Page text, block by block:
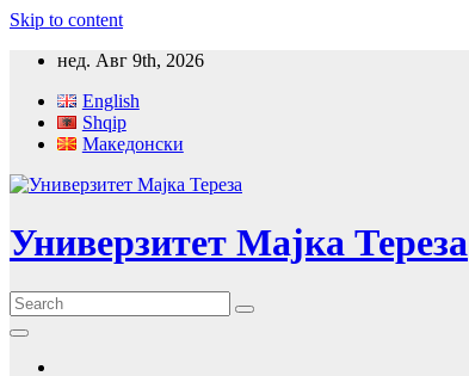
Skip to content
нед. Авг 9th, 2026
English
Shqip
Македонски
Универзитет Мајка Тереза